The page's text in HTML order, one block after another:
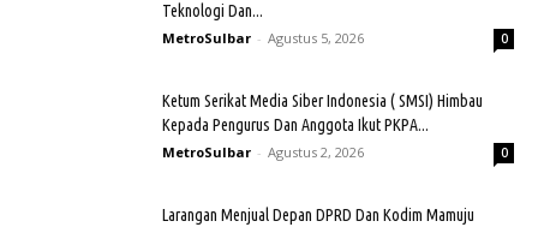
Teknologi Dan...
MetroSulbar - Agustus 5, 2026 0
Ketum Serikat Media Siber Indonesia ( SMSI) Himbau
Kepada Pengurus Dan Anggota Ikut PKPA...
MetroSulbar - Agustus 2, 2026 0
Larangan Menjual Depan DPRD Dan Kodim Mamuju